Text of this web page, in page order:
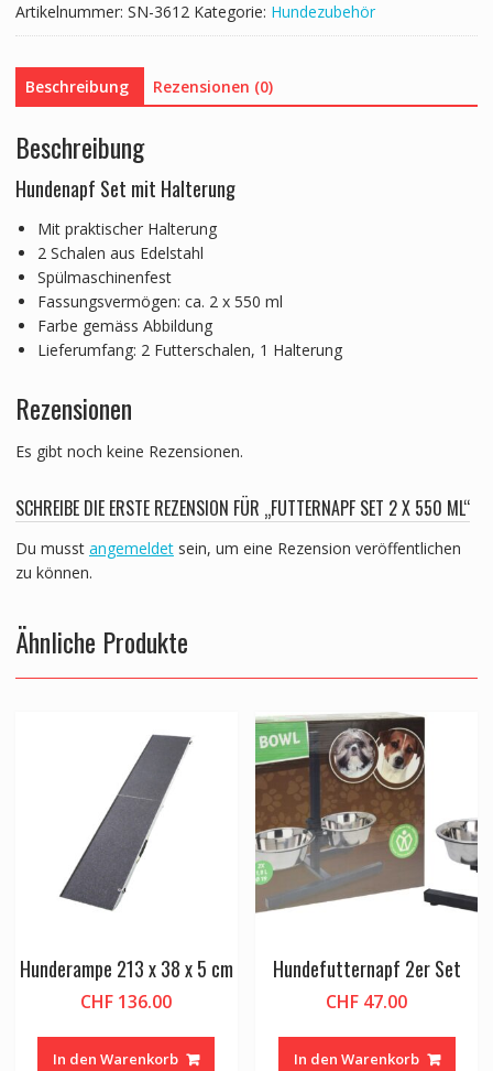
Menge
Artikelnummer: SN-3612 Kategorie: Hundezubehör
Beschreibung Rezensionen (0)
Beschreibung
Hundenapf Set mit Halterung
Mit praktischer Halterung
2 Schalen aus Edelstahl
Spülmaschinenfest
Fassungsvermögen: ca. 2 x 550 ml
Farbe gemäss Abbildung
Lieferumfang: 2 Futterschalen, 1 Halterung
Rezensionen
Es gibt noch keine Rezensionen.
SCHREIBE DIE ERSTE REZENSION FÜR „FUTTERNAPF SET 2 X 550 ML“
Du musst angemeldetsein, um eine Rezension veröffentlichen
zu können.
Ähnliche Produkte
Hunderampe 213 x 38 x 5 cm
CHF 136.00
In den Warenkorb
Hundefutternapf 2er Set
CHF 47.00
In den Warenkorb